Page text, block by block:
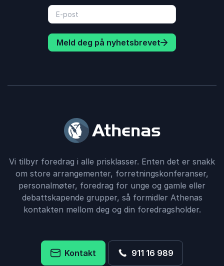
Meld deg på nyhetsbrevet
Vi tilbyr foredrag i alle prisklasser. Enten det er snakk
om store arrangementer, forretningskonferanser,
personalmøter, foredrag for unge og gamle eller
debattskapende grupper, så formidler Athenas
kontakten mellom deg og din foredragsholder.
Kontakt 911 16 989